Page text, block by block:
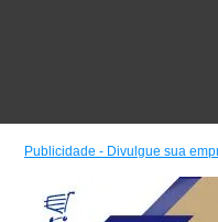
Publicidade - Divulgue sua